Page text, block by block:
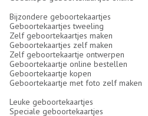
Bijzondere geboortekaartjes
Geboortekaartjes tweeling
Zelf geboortekaartjes maken
Geboortekaartjes zelf maken
Zelf geboortekaartje ontwerpen
Geboortekaartje online bestellen
Geboortekaartje kopen
Geboortekaartje met foto zelf maken
Leuke geboortekaartjes
Speciale geboortekaartjes